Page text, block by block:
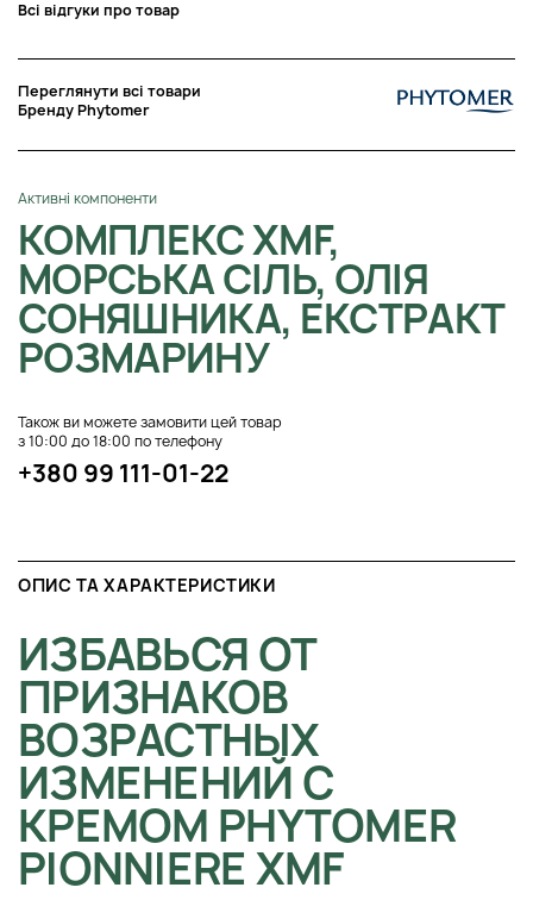
Всі відгуки про товар
Переглянути всі товари
Бренду Phytomer
Активні компоненти
КОМПЛЕКС XMF,
МОРСЬКА СІЛЬ, ОЛІЯ
СОНЯШНИКА, ЕКСТРАКТ
РОЗМАРИНУ
Також ви можете замовити цей товар
з 10:00 до 18:00 по телефону
+380 99 111-01-22
ОПИС ТА ХАРАКТЕРИСТИКИ
ИЗБАВЬСЯ ОТ
ПРИЗНАКОВ
ВОЗРАСТНЫХ
ИЗМЕНЕНИЙ С
КРЕМОМ PHYTOMER
PIONNIERE XMF